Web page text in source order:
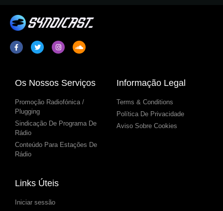
Os Nossos Serviços
Promoção Radiofónica /
Plugging
Sindicação De Programa De
Rádio
Conteúdo Para Estações De
Rádio
Informação Legal
Terms & Conditions
Política De Privacidade
Aviso Sobre Cookies
Links Úteis
Iniciar sessão